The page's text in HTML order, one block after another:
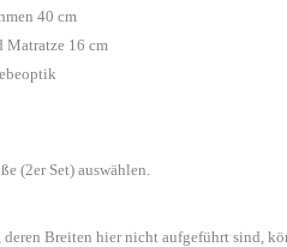
40 cm
Matratze 16 cm
(2er Set) auswählen.
Breiten hier nicht aufgeführt sind,